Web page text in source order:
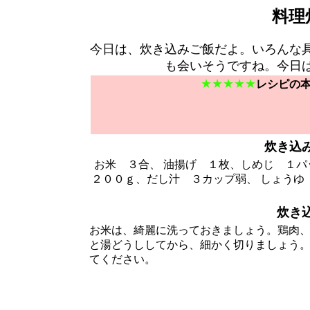
料理
今日は、炊き込みご飯だよ。いろんな
も会いそうですね。今日
★★★★★レシピの
炊き込
お米 ３合、 油揚げ １枚、しめじ １
２００ｇ、だし汁 ３カップ弱、 しょ
炊き
お米は、綺麗に洗っておきましょう。鶏肉
と湯どうししてから、細かく切りましょう
てください。